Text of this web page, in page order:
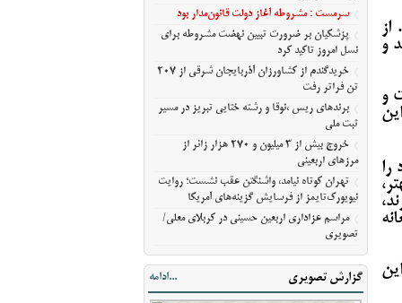
و
و
را
مراسم عزاداری اربعین حسینی در کربلای
معلی/تصویری
سرمست : مشروطه آغاز دولت قانون‌مدار بود
پزشکیان بر ضرورت تبیین نهضت مشروطه برای
نسل امروز تاکید کرد
خریدگندم از کشاورزان آذربایجان شرقی از 207
تن فراتر رفت
برندهای ریس ،‌نوقا و رشته ختایی تبریز در مسیر
ثبت ملی
خروج بیش از ۳ میلیون و ۲۷۰ هزار زائر از
مرزهای اربعینی
تهران کوتاه نیامد، واشنگتن عقب نشست؛ روایت
نیویورک‌تایمز از فرسایش گزینه‌های آمریکا
مراسم عزاداری اربعین حسینی در کربلای معلی/
تصویری
گزارش تصویری ...ادامه